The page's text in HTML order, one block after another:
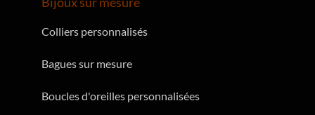
Bijoux sur mesure
Colliers personnalisés
Bagues sur mesure
Boucles d'oreilles personnalisées